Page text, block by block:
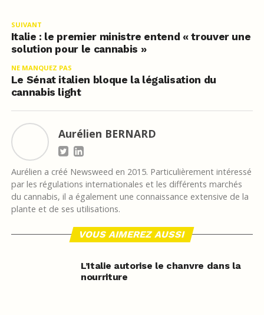
SUIVANT
Italie : le premier ministre entend « trouver une
solution pour le cannabis »
NE MANQUEZ PAS
Le Sénat italien bloque la légalisation du
cannabis light
Aurélien BERNARD
Aurélien a créé Newsweed en 2015. Particulièrement intéressé
par les régulations internationales et les différents marchés
du cannabis, il a également une connaissance extensive de la
plante et de ses utilisations.
VOUS AIMEREZ AUSSI
L’Italie autorise le chanvre dans la
nourriture